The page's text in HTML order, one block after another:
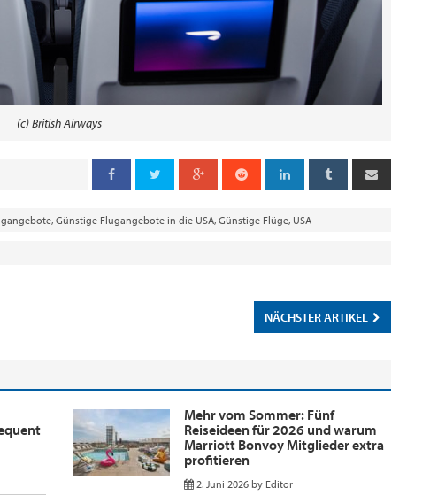
(c) British Airways
, Günstige Flugangebote in die USA, Günstige Flüge, USA
NÄCHSTER ARTIKEL
Mehr vom Sommer: Fünf
Reiseideen für 2026 und warum
Marriott Bonvoy Mitglieder extra
profitieren
2. Juni 2026 by Editor